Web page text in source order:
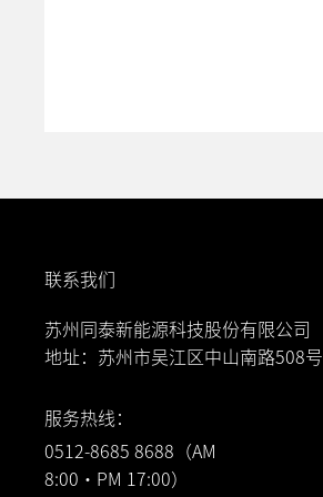
联系我们
苏州同泰新能源科技股份有限公司
地址：苏州市吴江区中山南路508号
服务热线：
0512-8685 8688 （AM
8:00·PM 17:00）